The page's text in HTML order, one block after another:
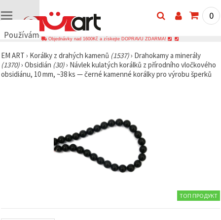
Používáme
🍪
Používáme
cookies a
zobrazovali
0
Objednávky nad 1600Kč a získejte DOPRAVU ZDARMA!
EM ART › Korálky z drahých kamenů (1537)› Drahokamy a minerály
(1370)› Obsidián (30)› Návlek kulatých korálků z přírodního vločkového
obsidiánu, 10 mm, ~38 ks — černé kamenné korálky pro výrobu šperků
ТОП ПРОДУКТ